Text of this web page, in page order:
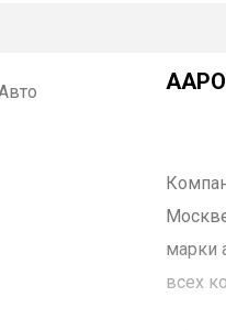
В
марки
всех